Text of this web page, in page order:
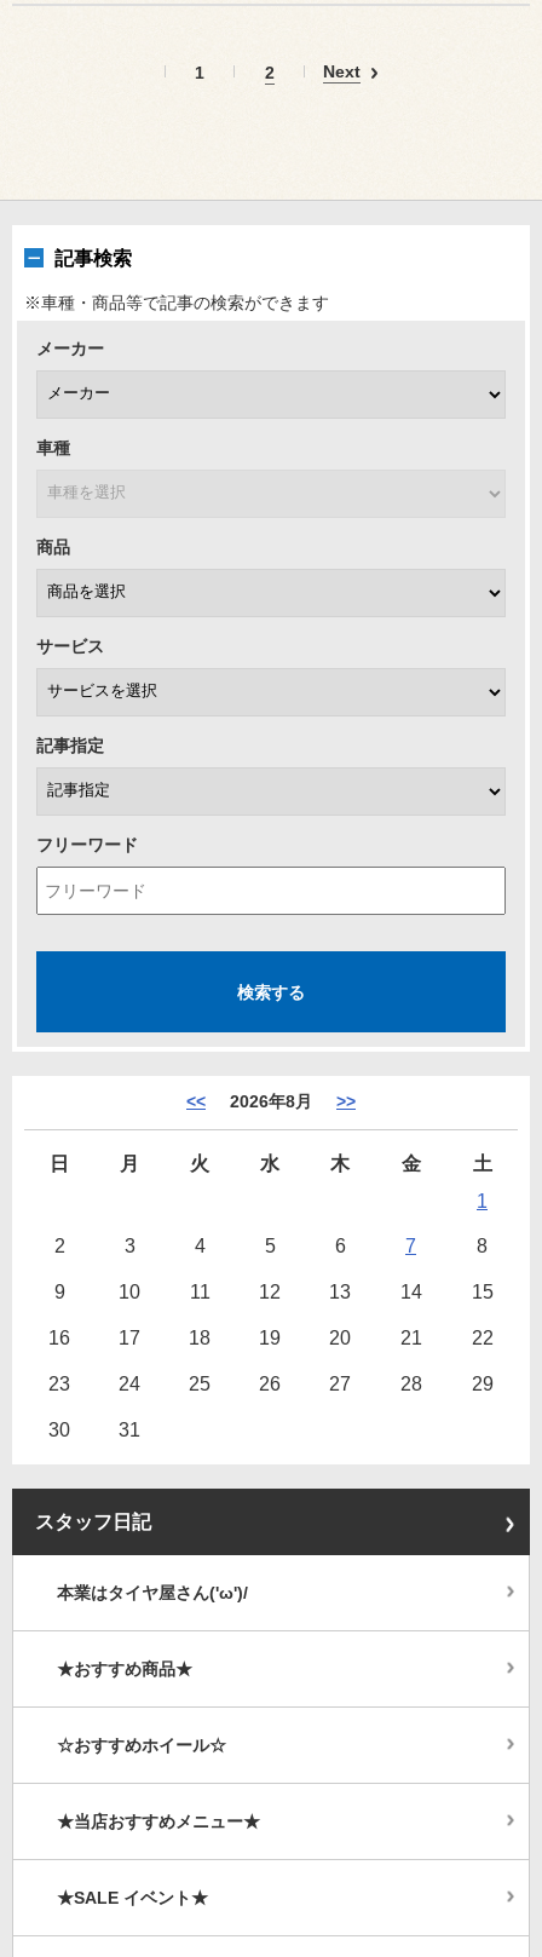
1 2 Next
記事検索
※車種・商品等で記事の検索ができます
メーカー
車種
商品
サービス
記事指定
フリーワード
<< 2026年8月 >>
日 月 火 水 木 金
土
1
2 3 4 5 6 7 8
9 10 11 12 13 14 15
16 17 18 19 20 21 22
23 24 25 26 27 28 29
30 31
スタッフ日記
本業はタイヤ屋さん('ω')/
★おすすめ商品★
☆おすすめホイール☆
★当店おすすめメニュー★
★SALE イベント★